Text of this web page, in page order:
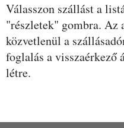
Válasszon szállást a
"részletek" gombra. Az
közvetlenül a
foglalás a visszaérkező
létre.